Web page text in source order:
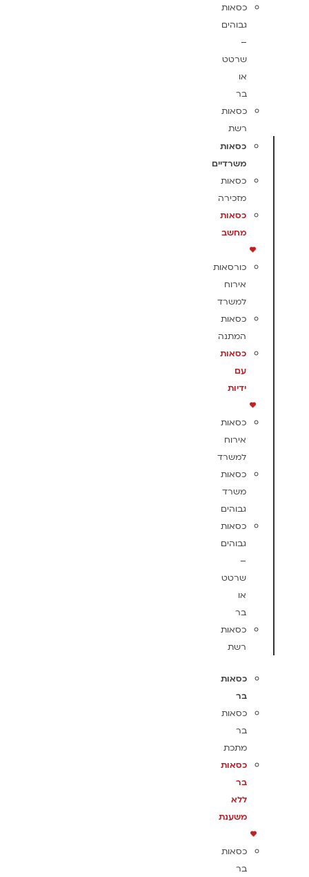
כסאות
גבוהים
–
שרטט
או
בר
כסאות
רשת
כסאות
משרדיים
כסאות
מזכירה
כסאות
מחשב
כורסאות
אירוח
למשרד
כסאות
המתנה
כסאות
עם
ידיות
כסאות
אירוח
למשרד
כסאות
משרד
גבוהים
כסאות
גבוהים
–
שרטט
או
בר
כסאות
רשת
כסאות
בר
כסאות
בר
מתכת
כסאות
בר
ללא
משענת
כסאות
בר